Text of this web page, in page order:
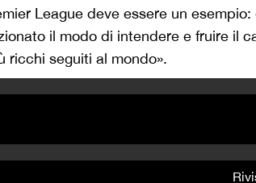
League deve essere un
il modo di intendere e fruire il
ricchi seguiti al mondo».